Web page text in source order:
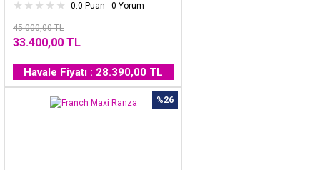
0.0 Puan - 0 Yorum
45.000,00 TL
33.400,00 TL
Havale Fiyatı : 28.390,00 TL
%26